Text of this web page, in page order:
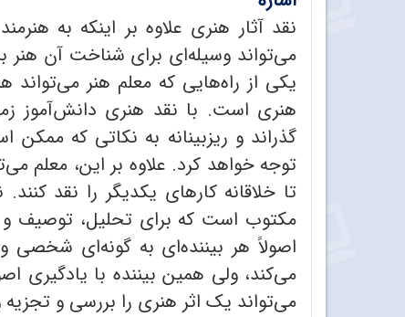
نقد آثار هنری علاوه بر اینکه به
می‌تواند وسیله‌ای برای شناخت آن هنر
یکی از راه‌هایی که معلم هنر می‌تواند
هنری است. با نقد هنری دانش‌آموز
گذراند و ریزبینانه به نکاتی که
توجه خواهد کرد. علاوه بر این، معلم
تا خلاقانه کارهای یکدیگر را نقد
مکتوب است که برای تحلیل، توصیف و
اصولاً هر بیننده‌ای به گونه‌ای
می‌کند، ولی همین بیننده با
می‌تواند یک اثر هنری را بررسی و